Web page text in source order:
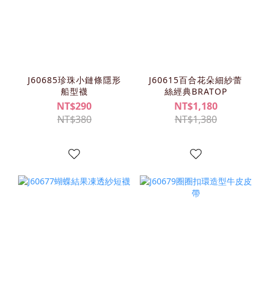
J60685珍珠小鏈條隱形
船型襪
NT$290
NT$380
J60615百合花朵細紗蕾
絲經典BRATOP
NT$1,180
NT$1,380